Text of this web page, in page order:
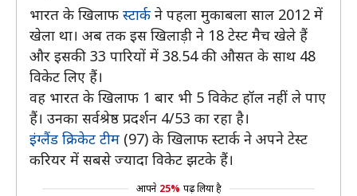
भारत के खिलाफ स्टार्क ने पहला मुकाबला साल 2012 में
खेला था। अब तक इस खिलाड़ी ने 18 टेस्ट मैच खेले हैं
और इसकी 33 पारियों में 38.54 की औसत के साथ 48
विकेट लिए हैं।
वह भारत के खिलाफ 1 बार भी 5 विकेट हॉल नहीं ले पाए
हैं। उनका सर्वश्रेष्ठ प्रदर्शन 4/53 का रहा है।
इंग्लैंड क्रिकेट टीम (97) के खिलाफ स्टार्क ने अपने टेस्ट
करियर में सबसे ज्यादा विकेट झटके हैं।
आपने 25% पढ़ लिया है